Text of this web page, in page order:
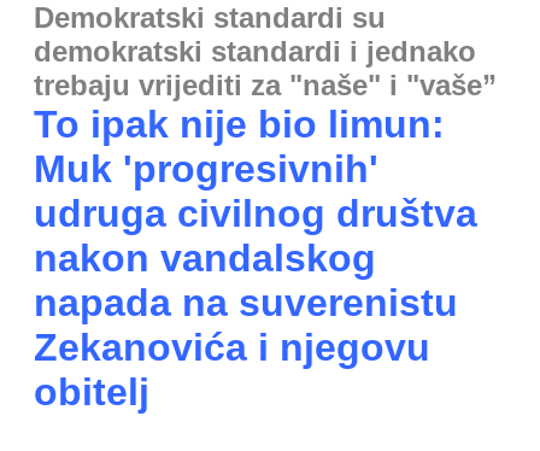
Demokratski standardi su
demokratski standardi i jednako
trebaju vrijediti za "naše" i "vaše”
To ipak nije bio limun:
Muk 'progresivnih'
udruga civilnog društva
nakon vandalskog
napada na suverenistu
Zekanovića i njegovu
obitelj